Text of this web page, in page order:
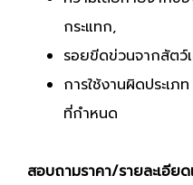
กระแทก,
รอยขีดข่วนจากสัตว์
การใช้งานผิดประเ
ที่กำหนด
สอบถามราคา/รายละเอีย